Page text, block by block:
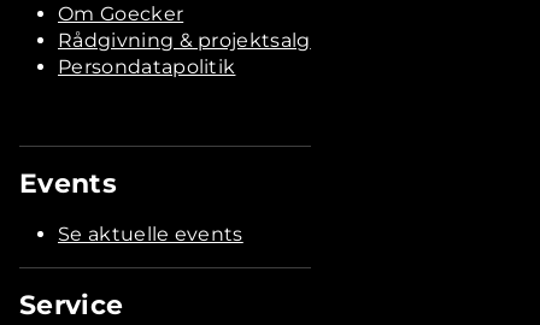
Om Goecker
Rådgivning & projektsalg
Persondatapolitik
Events
Se aktuelle events
Service